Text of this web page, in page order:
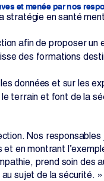
et menée par nos
en santé
afin de proposer un
des formations
données et sur les
terrain et font de la
Nos
en montrant
prend soin des
sujet de la sécurité. »